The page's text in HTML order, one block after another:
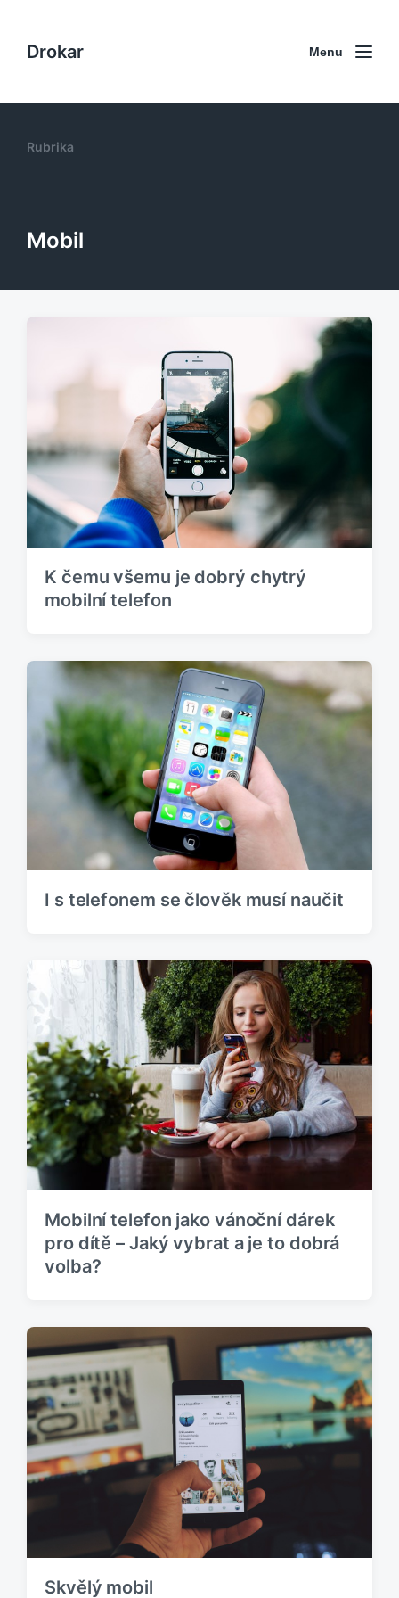
Drokar Menu
Rubrika
Mobil
K čemu všemu je dobrý chytrý
mobilní telefon
I s telefonem se člověk musí naučit
Mobilní telefon jako vánoční dárek
pro dítě – Jaký vybrat a je to dobrá
volba?
Skvělý mobil